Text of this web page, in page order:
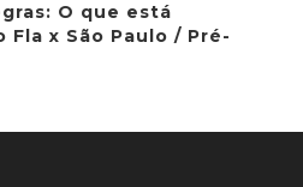
O que está
x São Paulo / Pré-